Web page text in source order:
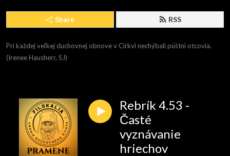
Share RSS
Pri každej veľkej duchovnej obnove v Cirkvi nechýbali púštni otcovia.
(Irenee Hausherr, SJ)
Rebrík 4.53 -
Časté
vyznávanie
hriechov